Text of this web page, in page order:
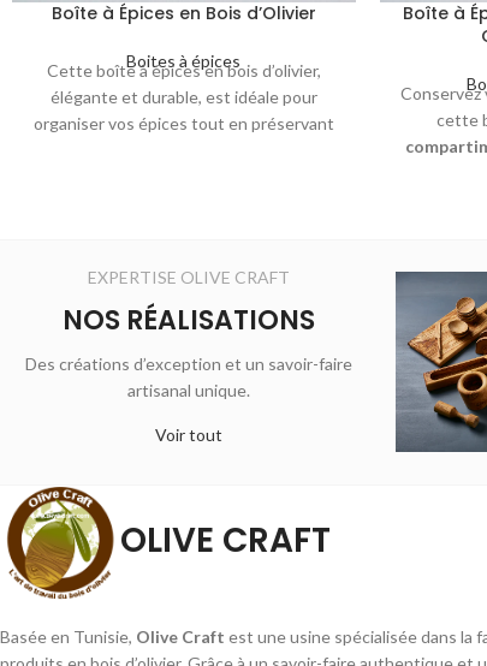
Boîte à Épices en Bois d’Olivier
Boites à épices
Cette boîte à épices en bois d’olivier,
élégante et durable, est idéale pour
organiser vos épices tout en préservant
Boîte à
Conservez
cette
EXPERTISE OLIVE CRAFT
NOS RÉALISATIONS
Des créations d’exception et un savoir-faire
artisanal unique.
Voir tout
OLIVE CRAFT
Basée en Tunisie, Olive Craft est une usine spécialisée dans la